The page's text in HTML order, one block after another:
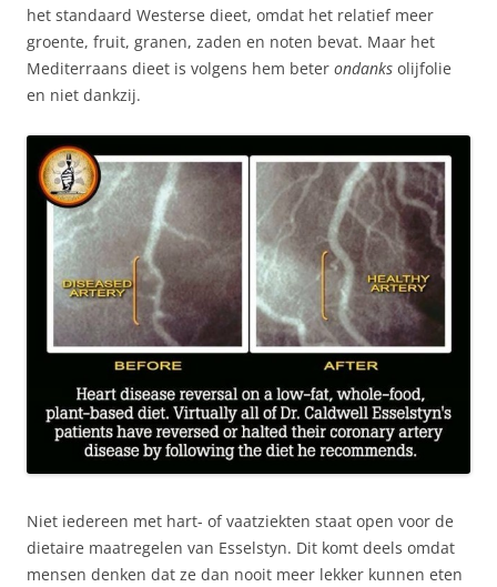
het standaard Westerse dieet, omdat het relatief meer
groente, fruit, granen, zaden en noten bevat. Maar het
Mediterraans dieet is volgens hem beter ondanks olijfolie
en niet dankzij.
Niet iedereen met hart- of vaatziekten staat open voor de
dietaire maatregelen van Esselstyn. Dit komt deels omdat
mensen denken dat ze dan nooit meer lekker kunnen eten